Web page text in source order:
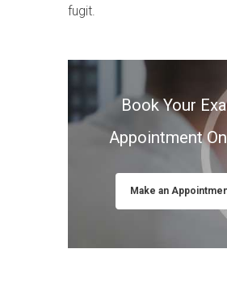
fugit.
Book Your
Appointment
Make an